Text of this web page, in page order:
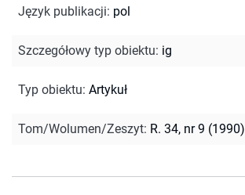
Język publikacji: pol
Szczegółowy typ obiektu: ig
Typ obiektu: Artykuł
Tom/Wolumen/Zeszyt: R. 34, nr 9 (1990)